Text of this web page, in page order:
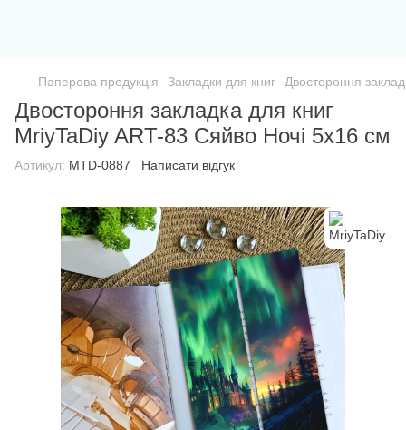
Паперова продукція Закладки для книг Двостороння
Двостороння закладка для книг
MriyTaDiy ART-83 Сяйво Ночі 5х16 см
Артикул: MTD-0887 Написати відгук